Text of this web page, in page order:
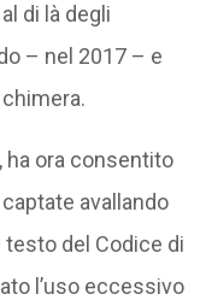
al di là degli
– nel 2017 – e
ha ora consentito
avallando
del Codice di
l’uso eccessivo